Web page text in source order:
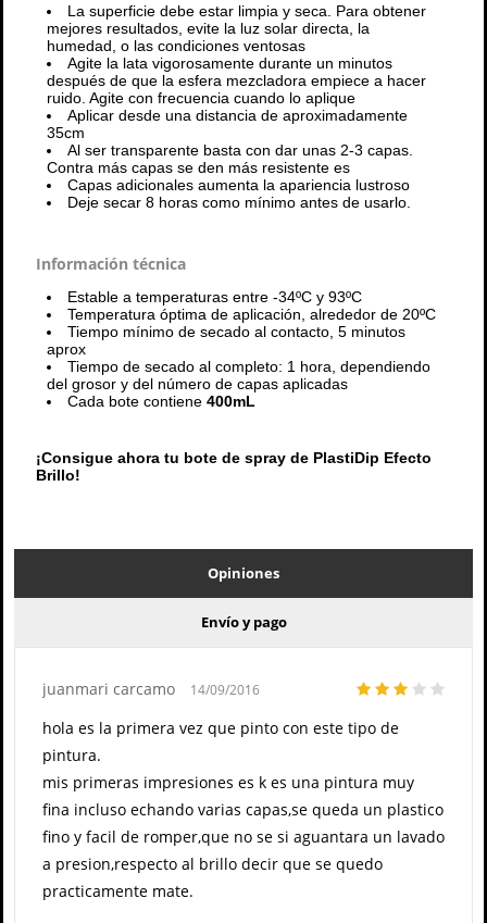
La superficie debe estar limpia y seca. Para obtener
mejores resultados, evite la luz solar directa, la
humedad, o las condiciones ventosas
Agite la lata vigorosamente durante un minutos
después de que la esfera mezcladora empiece a hacer
ruido. Agite con frecuencia cuando lo aplique
Aplicar desde una distancia de aproximadamente
35cm
Al ser transparente basta con dar unas 2-3 capas.
Contra más capas se den más resistente es
Capas adicionales aumenta la apariencia lustroso
Deje secar 8 horas como mínimo antes de usarlo.
Información técnica
Estable a temperaturas entre -34ºC y 93ºC
Temperatura óptima de aplicación, alrededor de 20ºC
Tiempo mínimo de secado al contacto, 5 minutos
aprox
Tiempo de secado al completo: 1 hora, dependiendo
del grosor y del número de capas aplicadas
Cada bote contiene 400mL
¡Consigue ahora tu bote de spray de PlastiDip Efecto
Brillo!
Opiniones
Envío y pago
juanmari carcamo 14/09/2016
hola es la primera vez que pinto con este tipo de
pintura.
mis primeras impresiones es k es una pintura muy
fina incluso echando varias capas,se queda un plastico
fino y facil de romper,que no se si aguantara un lavado
a presion,respecto al brillo decir que se quedo
practicamente mate.